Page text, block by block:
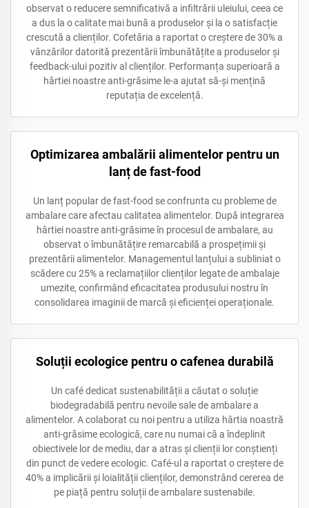
observat o reducere semnificativă a infiltrării uleiului, ceea ce
a dus la o calitate mai bună a produselor și la o satisfacție
crescută a clienților. Cofetăria a raportat o creștere de 30% a
vânzărilor datorită prezentării îmbunătățite a produselor și
feedback-ului pozitiv al clienților. Performanța superioară a
hârtiei noastre anti-grăsime le-a ajutat să-și mențină
reputația de excelență.
Optimizarea ambalării alimentelor pentru un
lanț de fast-food
Un lanț popular de fast-food se confrunta cu probleme de
ambalare care afectau calitatea alimentelor. După integrarea
hârtiei noastre anti-grăsime în procesul de ambalare, au
observat o îmbunătățire remarcabilă a prospețimii și
prezentării alimentelor. Managementul lanțului a subliniat o
scădere cu 25% a reclamațiilor clienților legate de ambalaje
umezite, confirmând eficacitatea produsului nostru în
consolidarea imaginii de marcă și eficienței operaționale.
Soluții ecologice pentru o cafenea durabilă
Un café dedicat sustenabilității a căutat o soluție
biodegradabilă pentru nevoile sale de ambalare a
alimentelor. A colaborat cu noi pentru a utiliza hârtia noastră
anti-grăsime ecologică, care nu numai că a îndeplinit
obiectivele lor de mediu, dar a atras și clienții lor conștienți
din punct de vedere ecologic. Café-ul a raportat o creștere de
40% a implicării și loialității clienților, demonstrând cererea de
pe piață pentru soluții de ambalare sustenabile.